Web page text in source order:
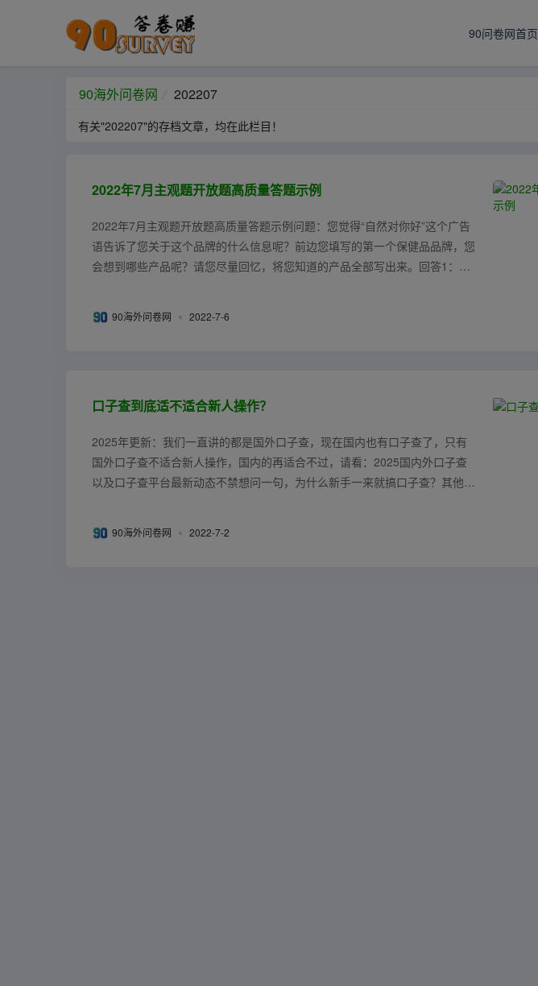
90问卷网首页
90海外问卷网 202207
有关"202207"的存档文章，均在此栏目！
2022年7月主观题开放题高质量答题示例
2022年7月主观题开放题高质量答题示例问题：您觉得“自然对你好”这个广告
语告诉了您关于这个品牌的什么信息呢？前边您填写的第一个保健品品牌，您
会想到哪些产品呢？请您尽量回忆，将您知道的产品全部写出来。回答1：这
90海外问卷网 2022-7-6
口子查到底适不适合新人操作？
2025年更新：我们一直讲的都是国外口子查，现在国内也有口子查了，只有
国外口子查不适合新人操作，国内的再适合不过，请看：2025国内外口子查
以及口子查平台最新动态不禁想问一句，为什么新手一来就搞口子查？其他类
90海外问卷网 2022-7-2